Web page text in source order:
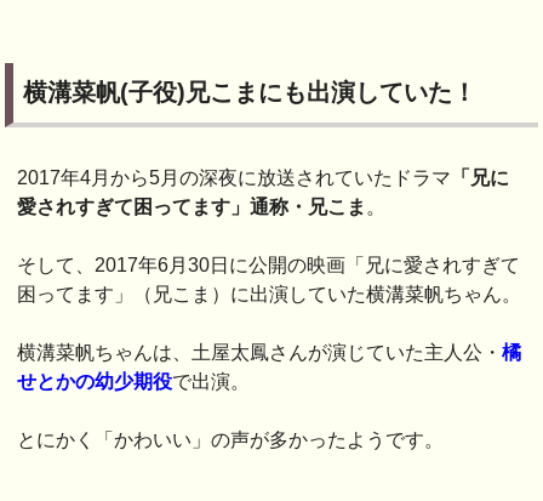
横溝菜帆(子役)兄こまにも出演していた！
2017年4月から5月の深夜に放送されていたドラマ 「兄に
愛されすぎて困ってます」通称・兄こま 。
そして、2017年6月30日に公開の映画「兄に愛されすぎて
困ってます」（兄こま）に出演していた横溝菜帆ちゃん。
横溝菜帆ちゃんは、土屋太鳳さんが演じていた主人公・橘
せとかの幼少期役で出演。
とにかく「かわいい」の声が多かったようです。